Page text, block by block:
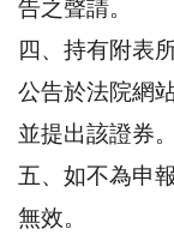
告之聲請。
四、持有附表
公告於法院網
並提出該證券。
五、如不為申
無效。